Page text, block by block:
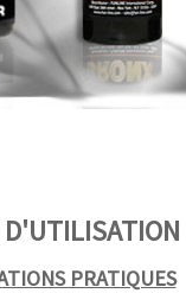
D'UTILISATION
PRATIQUES